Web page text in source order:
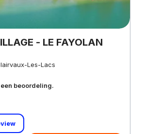
- LE FAYOLAN
Les-Lacs
beoordeling.